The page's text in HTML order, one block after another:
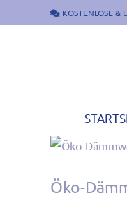
Inhalt
KOSTENLOSE &
Öko-